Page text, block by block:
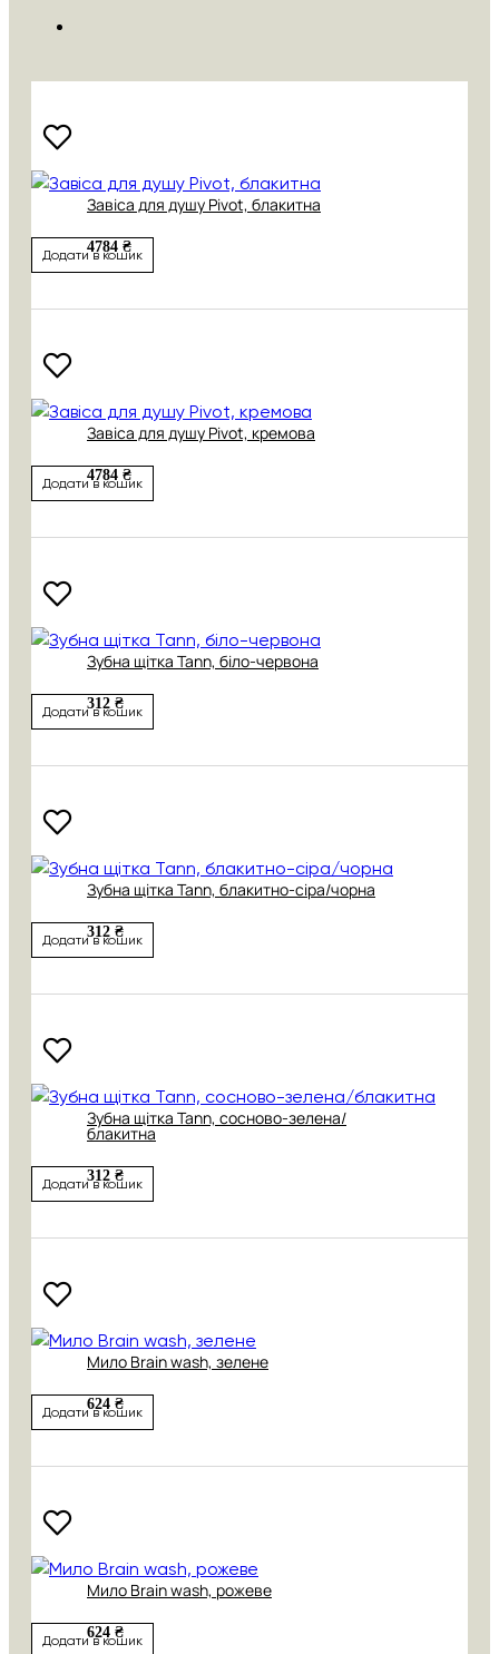
Завіса для душу Pivot, блакитна
4784 ₴
Додати в кошик
Завіса для душу Pivot, кремова
4784 ₴
Додати в кошик
Зубна щітка Tann, біло-червона
312 ₴
Додати в кошик
Зубна щітка Tann, блакитно-сіра/чорна
312 ₴
Додати в кошик
Зубна щітка Tann, сосново-зелена/
блакитна
312 ₴
Додати в кошик
Мило Brain wash, зелене
624 ₴
Додати в кошик
Мило Brain wash, рожеве
624 ₴
Додати в кошик